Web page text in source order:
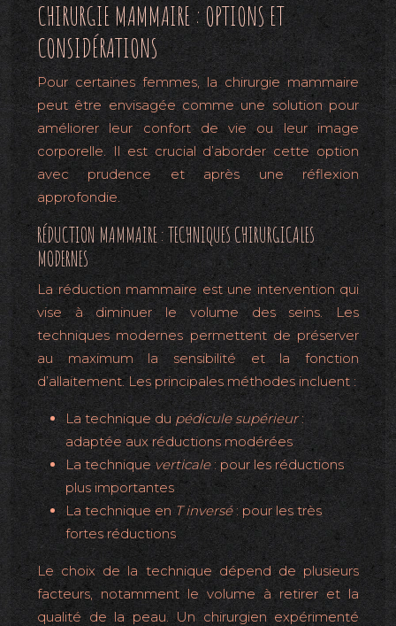
CHIRURGIE MAMMAIRE : OPTIONS ET
CONSIDÉRATIONS
Pour certaines femmes, la chirurgie mammaire
peut être envisagée comme une solution pour
améliorer leur confort de vie ou leur image
corporelle. Il est crucial d’aborder cette option
avec prudence et après une réflexion
approfondie.
RÉDUCTION MAMMAIRE : TECHNIQUES CHIRURGICALES
MODERNES
La réduction mammaire est une intervention qui
vise à diminuer le volume des seins. Les
techniques modernes permettent de préserver
au maximum la sensibilité et la fonction
d’allaitement. Les principales méthodes incluent :
La technique dupédicule supérieur:
adaptée aux réductions modérées
La technique verticale : pour les réductions
plus importantes
La technique enT inversé : pour les très
fortes réductions
Le choix de la technique dépend de plusieurs
facteurs, notamment le volume à retirer et la
qualité de la peau. Un chirurgien expérimenté